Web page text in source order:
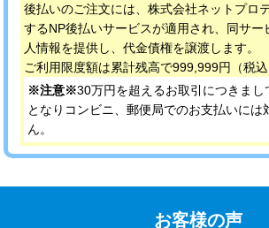
後払いのご注文には、株式会社ネットプロ
するNP後払いサービスが適用され、同サー
人情報を提供し、代金債権を譲渡します。
ご利用限度額は累計残高で999,999円（税込
※注意※30万円を超えるお取引につきまし
となりコンビニ、郵便局でのお支払いには
ん。
お客様の声